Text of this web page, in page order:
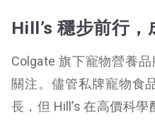
Hill’s 穩步前行
Colgate 旗下寵物營養
關注。儘管私牌寵物食
長，但 Hill’s 在高價科學